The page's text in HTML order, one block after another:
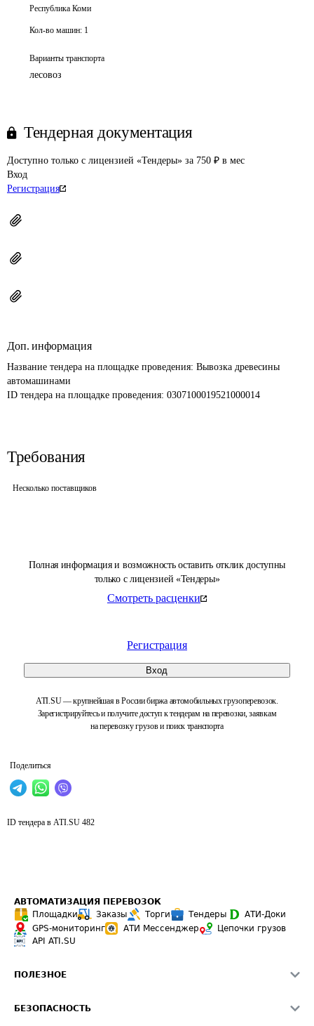
Полная информация и возможность оставить отклик доступны
только с лицензией «Тендеры»
Смотреть расценки
Регистрация
Вход
ATI.SU — крупнейшая в России биржа автомобильных грузоперевозок.
Зарегистрируйтесь и получите доступ к тендерам на перевозки, заявкам
на перевозку грузов и поиск транспорта
Поделиться
Республика Коми
Кол-во машин: 1
Варианты транспорта
лесовоз
Тендерная документация
Доступно только с лицензией «Тендеры» за 750 ₽ в мес
Вход
Регистрация
Доп. информация
Название тендера на площадке проведения: Вывозка древесины
автомашинами
ID тендера на площадке проведения: 0307100019521000014
Требования
Несколько поставщиков
ID тендера в ATI.SU 482
АВТОМАТИЗАЦИЯ ПЕРЕВОЗОК
Площадки
Заказы Торги Тендеры
АТИ-Доки
GPS-мониторинг
АТИ Мессенджер
Цепочки грузов
API ATI.SU
ПОЛЕЗНОЕ
БЕЗОПАСНОСТЬ